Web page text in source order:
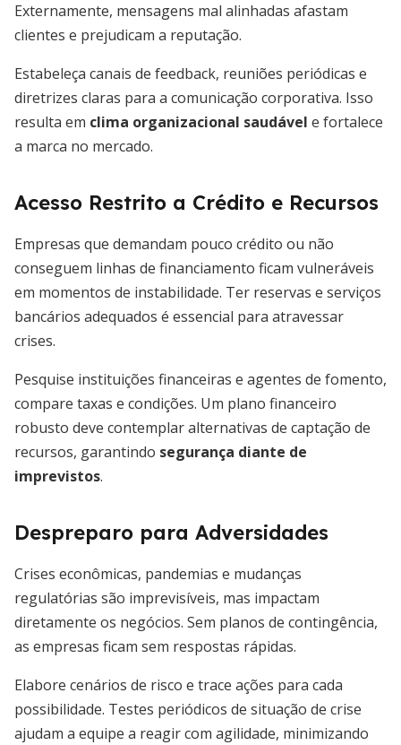
Externamente, mensagens mal alinhadas afastam
clientes e prejudicam a reputação.
Estabeleça canais de feedback, reuniões periódicas e
diretrizes claras para a comunicação corporativa. Isso
resulta em clima organizacional saudável e fortalece
a marca no mercado.
Acesso Restrito a Crédito e Recursos
Empresas que demandam pouco crédito ou não
conseguem linhas de financiamento ficam vulneráveis
em momentos de instabilidade. Ter reservas e serviços
bancários adequados é essencial para atravessar
crises.
Pesquise instituições financeiras e agentes de fomento,
compare taxas e condições. Um plano financeiro
robusto deve contemplar alternativas de captação de
recursos, garantindo segurança diante de
imprevistos.
Despreparo para Adversidades
Crises econômicas, pandemias e mudanças
regulatórias são imprevisíveis, mas impactam
diretamente os negócios. Sem planos de contingência,
as empresas ficam sem respostas rápidas.
Elabore cenários de risco e trace ações para cada
possibilidade. Testes periódicos de situação de crise
ajudam a equipe a reagir com agilidade, minimizando